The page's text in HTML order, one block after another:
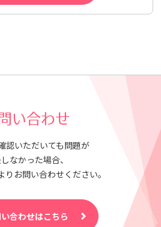
い合わせ
認いただいても問題が
なかった場合、
りお問い合わせください。
合わせはこちら